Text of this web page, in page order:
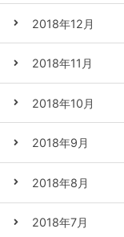
2018年12月
2018年11月
2018年10月
2018年9月
2018年8月
2018年7月